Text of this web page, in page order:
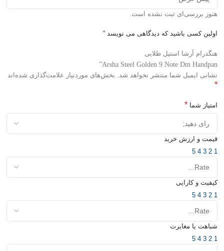
هنوز بررسی‌ای ثبت نشده است.
اولین کسی باشید که دیدگاهی می نویسد “
هنگدرام آرشا استیل طلایی
Arsha Steel Golden 9 Note Dm Handpan”
نشانی ایمیل شما منتشر نخواهد شد. بخش‌های موردنیاز علامت‌گذاری شده‌اند
*
امتیاز شما *
قیمت و ارزش خرید
1
2
3
4
5
کیفیت و کارایی
1
2
3
4
5
شباهت یا مغایرت
1
2
3
4
5